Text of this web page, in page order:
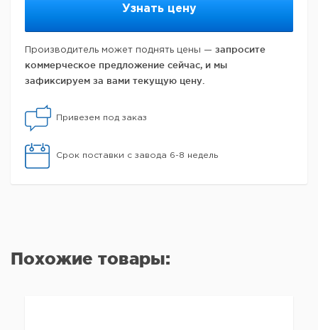
Узнать цену
Производитель может поднять цены — запросите
коммерческое предложение сейчас, и мы
зафиксируем за вами текущую цену.
Привезем под заказ
Срок поставки с завода 6-8 недель
Похожие товары: